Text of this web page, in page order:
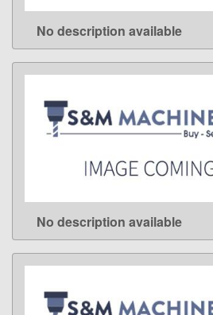
LEARN MORE
No description available
LEARN MORE
No description available